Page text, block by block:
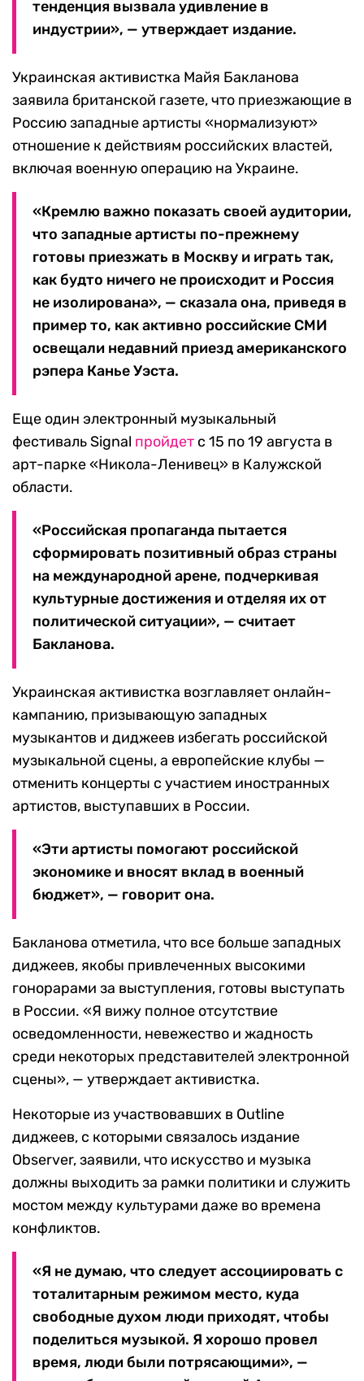
тенденция вызвала удивление в
индустрии», — утверждает издание.
Украинская активистка Майя Бакланова
заявила британской газете, что приезжающие в
Россию западные артисты «нормализуют»
отношение к действиям российских властей,
включая военную операцию на Украине.
«Кремлю важно показать своей аудитории,
что западные артисты по-прежнему
готовы приезжать в Москву и играть так,
как будто ничего не происходит и Россия
не изолирована», — сказала она, приведя в
пример то, как активно российские СМИ
освещали недавний приезд американского
рэпера Канье Уэста.
Еще один электронный музыкальный
фестиваль Signal пройдет с 15 по 19 августа в
арт-парке «Никола-Ленивец» в Калужской
области.
«Российская пропаганда пытается
сформировать позитивный образ страны
на международной арене, подчеркивая
культурные достижения и отделяя их от
политической ситуации», — считает
Бакланова.
Украинская активистка возглавляет онлайн-
кампанию, призывающую западных
музыкантов и диджеев избегать российской
музыкальной сцены, а европейские клубы —
отменить концерты с участием иностранных
артистов, выступавших в России.
«Эти артисты помогают российской
экономике и вносят вклад в военный
бюджет», — говорит она.
Бакланова отметила, что все больше западных
диджеев, якобы привлеченных высокими
гонорарами за выступления, готовы выступать
в России. «Я вижу полное отсутствие
осведомленности, невежество и жадность
среди некоторых представителей электронной
сцены», — утверждает активистка.
Некоторые из участвовавших в Outline
диджеев, с которыми связалось издание
Observer, заявили, что искусство и музыка
должны выходить за рамки политики и служить
мостом между культурами даже во времена
конфликтов.
«Я не думаю, что следует ассоциировать с
тоталитарным режимом место, куда
свободные духом люди приходят, чтобы
поделиться музыкой. Я хорошо провел
время, люди были потрясающими», —